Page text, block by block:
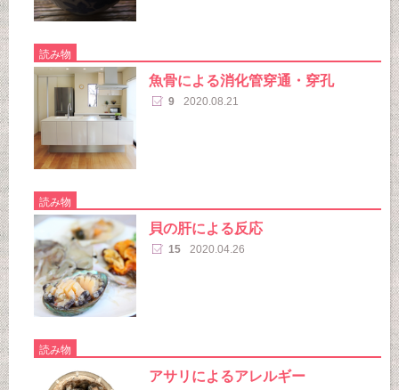
読み物
魚骨による消化管穿通・穿孔
9 2020.08.21
読み物
貝の肝による反応
15 2020.04.26
読み物
アサリによるアレルギー